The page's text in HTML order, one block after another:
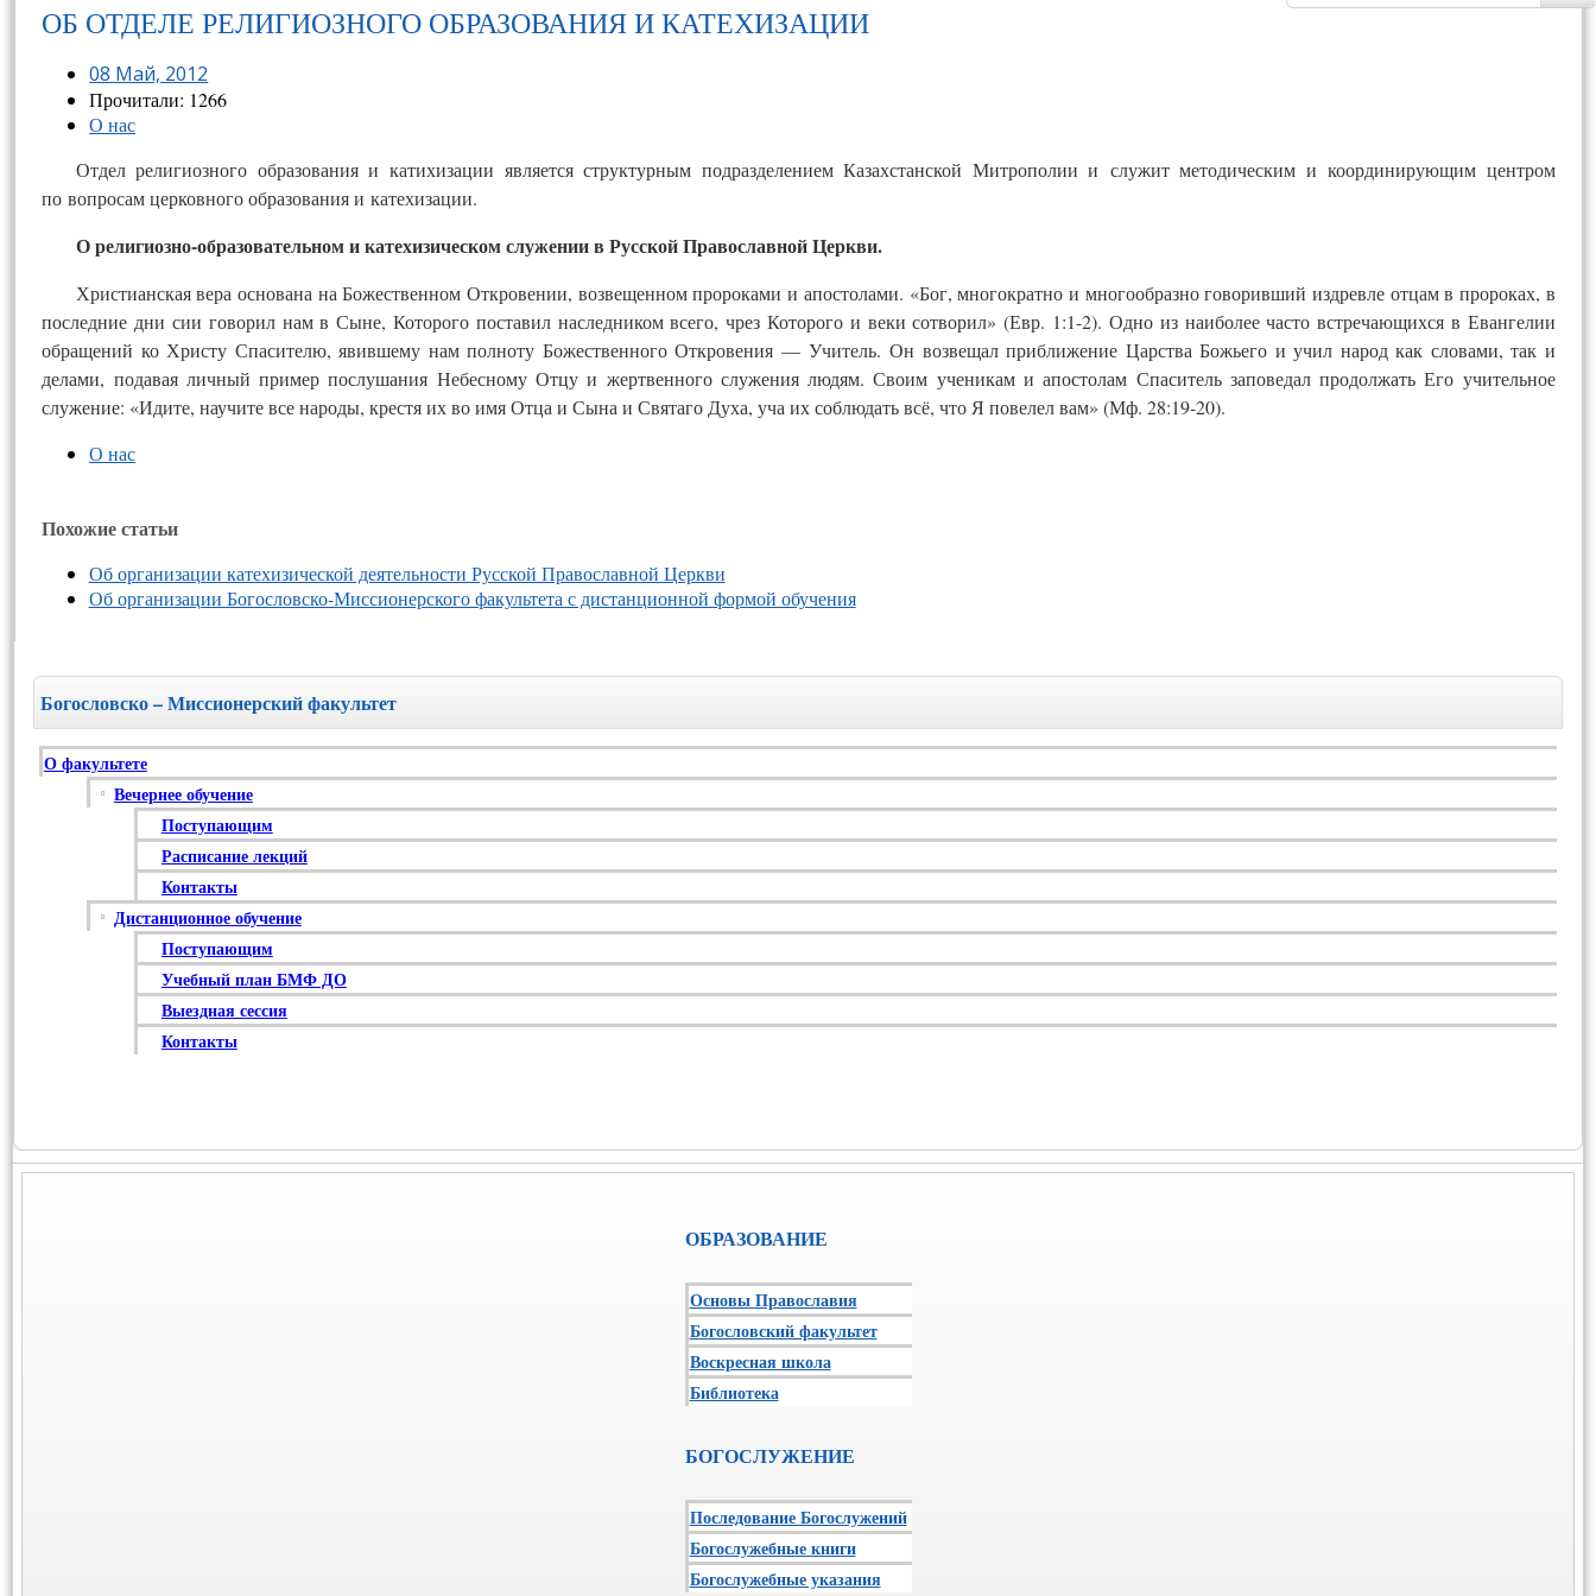
ОБ ОТДЕЛЕ РЕЛИГИОЗНОГО ОБРАЗОВАНИЯ И КАТЕХИЗАЦИИ
08 Май, 2012
Прочитали: 1266
О нас
Отдел религиозного образования и катихизации яв­ляется структурным подразделением Казахстанской Митрополии и служит методическим и координирующим центром
по вопросам церковного образования и катехизации.
О религиозно-образовательном и катехизическом служении в Русской Православной Церкви.
Христианская вера основана на Божественном Откровении, возвещенном пророками и апостолами. «Бог, многократно и многообразно говоривший издревле отцам в пророках, в
последние дни сии говорил нам в Сыне, Которого поставил наследником всего, чрез Которого и веки сотворил» (Евр. 1:1-2). Одно из наиболее часто встречающихся в Евангелии
обращений ко Христу Спасителю, явившему нам полноту Божественного Откровения — Учитель. Он возвещал приближение Царства Божьего и учил народ как словами, так и
делами, подавая личный пример послушания Небесному Отцу и жертвенного служения людям. Своим ученикам и апостолам Спаситель заповедал продол­жать Его учительное
служение: «Идите, научите все народы, крестя их во имя Отца и Сына и Святаго Духа, уча их соблюдать всё, что Я повелел вам» (Мф. 28:19-20).
О нас
Похожие статьи
Об организации катехизической деятельности Русской Православной Церкви
Об организации Богословско-Миссионерского факультета с дистанционной формой обучения
Богословско – Миссионерский факультет
О факультете
Вечернее обучение
Поступающим
Расписание лекций
Контакты
Дистанционное обучение
Поступающим
Учебный план БМФ ДО
Выездная сессия
Контакты
ОБРАЗОВАНИЕ
Основы Православия
Богословский факультет
Воскресная школа
Библиотека
БОГОСЛУЖЕНИЕ
Последование Богослужений
Богослужебные книги
Богослужебные указания